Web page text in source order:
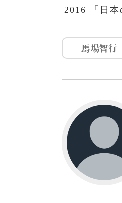
2016 「日
馬場智行